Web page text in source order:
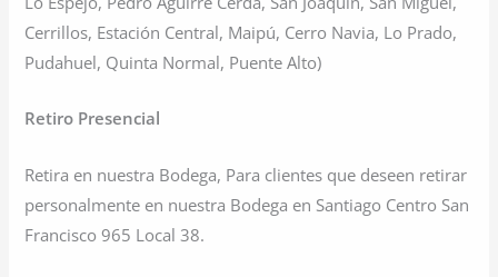
Cerrillos, Estación Central, Maipú, Cerro Navia, Lo Prado,
Pudahuel, Quinta Normal, Puente Alto)
Retiro Presencial
Retira en nuestra Bodega, Para clientes que deseen retirar
personalmente en nuestra Bodega en Santiago Centro San
Francisco 965 Local 38.